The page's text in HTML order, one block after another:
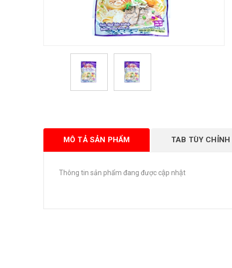
MÔ TẢ SẢN PHẨM TAB TÙY CHỈNH
Thông tin sản phẩm đang được cập nhật